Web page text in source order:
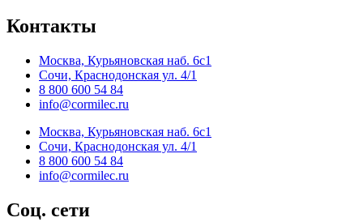
Контакты
Москва, Курьяновская наб. 6с1
Сочи, Краснодонская ул. 4/1
8 800 600 54 84
info@cormilec.ru
Москва, Курьяновская наб. 6с1
Сочи, Краснодонская ул. 4/1
8 800 600 54 84
info@cormilec.ru
Соц. сети